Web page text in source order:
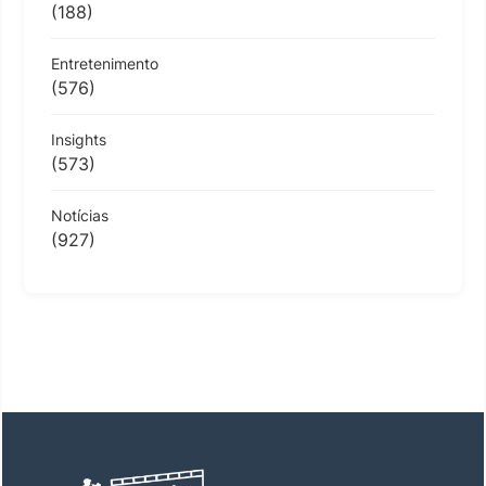
(188)
Entretenimento
(576)
Insights
(573)
Notícias
(927)